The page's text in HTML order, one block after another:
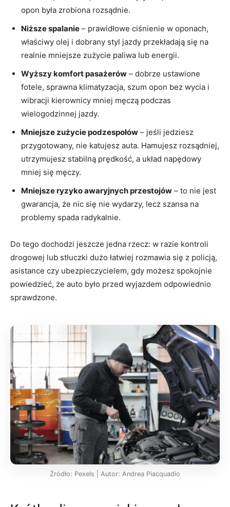
opon była zrobiona rozsądnie.
Niższe spalanie – prawidłowe ciśnienie w oponach,
właściwy olej i dobrany styl jazdy przekładają się na
realnie mniejsze zużycie paliwa lub energii.
Wyższy komfort pasażerów – dobrze ustawione
fotele, sprawna klimatyzacja, szum opon bez wycia i
wibracji kierownicy mniej męczą podczas
wielogodzinnej jazdy.
Mniejsze zużycie podzespołów – jeśli jedziesz
przygotowany, nie katujesz auta. Hamujesz rozsądniej,
utrzymujesz stabilną prędkość, a układ napędowy
mniej się męczy.
Mniejsze ryzyko awaryjnych przestojów – to nie jest
gwarancja, że nic się nie wydarzy, lecz szansa na
problemy spada radykalnie.
Do tego dochodzi jeszcze jedna rzecz: w razie kontroli
drogowej lub stłuczki dużo łatwiej rozmawia się z policją,
asistance czy ubezpieczycielem, gdy możesz spokojnie
powiedzieć, że auto było przed wyjazdem odpowiednio
sprawdzone.
Źródło: Pexels | Autor: Andrea Piacquadio